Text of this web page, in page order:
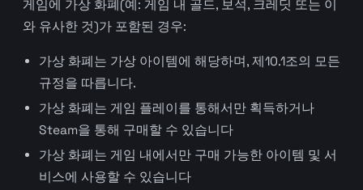
게임에 가상 화폐(예: 게임 내 골드, 보석, 크레딧 또는 이
와 유사한 것)가 포함된 경우:
가상 화폐는 가상 아이템에 해당하며, 제10.1조의 모든
규정을 따릅니다.
가상 화폐는 게임 플레이를 통해서만 획득하거나
Steam을 통해 구매할 수 있습니다
가상 화폐는 게임 내에서만 구매 가능한 아이템 및 서
비스에 사용할 수 있습니다